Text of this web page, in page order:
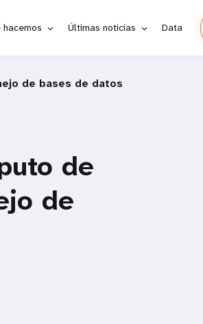
hacemos Últimas noticias Data
de bases de datos
de
de